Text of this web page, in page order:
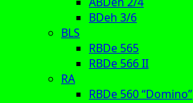
BDeh 3/6
BLS
RBDe 565
RBDe 566 II
RA
RBDe 560 “Domino”